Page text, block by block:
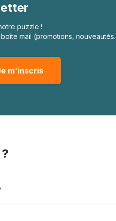
puzzle !
mail (promotions,